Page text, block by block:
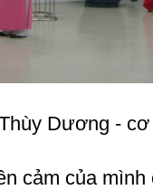
Dương -
cảm của